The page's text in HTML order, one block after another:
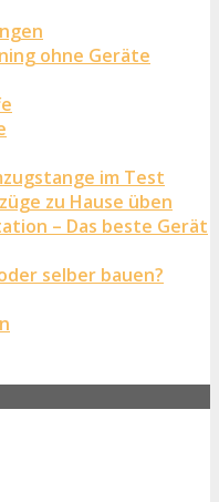
ohne Geräte
im Test
zu Hause üben
– Das beste Gerät
selber bauen?